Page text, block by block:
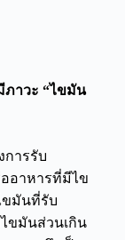
าวะ “ไขมัน
การรับ
อาหารที่มีไข
ขมันที่รับ
ขมันส่วนเกิน